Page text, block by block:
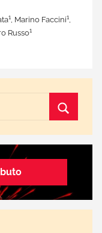
1 , Marino Faccini1
Russo1